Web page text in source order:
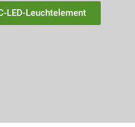
LED-Leuchtelement